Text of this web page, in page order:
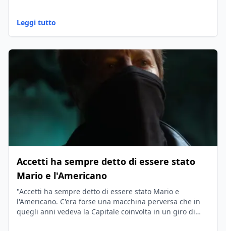
Leggi tutto
Accetti ha sempre detto di essere stato
Mario e l'Americano
"Accetti ha sempre detto di essere stato Mario e
l'Americano. C'era forse una macchina perversa che in
quegli anni vedeva la Capitale coinvolta in un giro di